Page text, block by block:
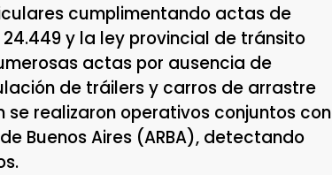
cumplimentando actas de
y la ley provincial de tránsito
actas por ausencia de
de tráilers y carros de arrastre
se realizaron operativos conjuntos con
Buenos Aires (ARBA), detectando